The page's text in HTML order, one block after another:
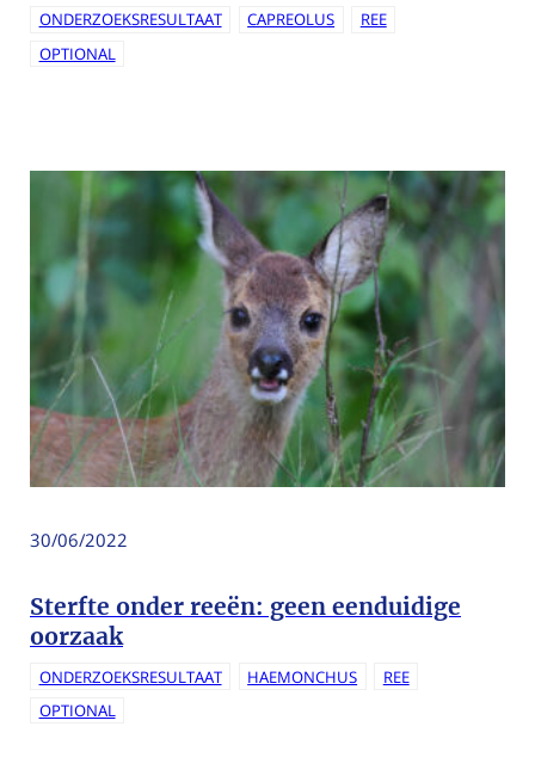
ONDERZOEKSRESULTAAT CAPREOLUS
REE
OPTIONAL
30/06/2022
Sterfte onder reeën: geen eenduidige
oorzaak
ONDERZOEKSRESULTAAT HAEMONCHUS
REE
OPTIONAL